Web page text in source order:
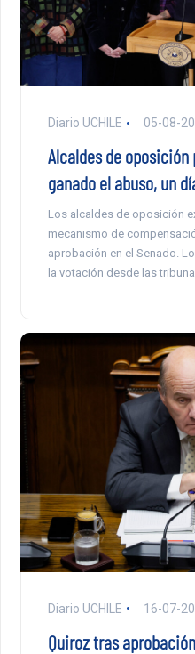
Diario UCHILE 05-08-
Alcaldes de oposición
ganado el abuso, un
Los alcaldes de oposición
mecanismo de
aprobación en el Senado.
la votación desde las
Diario UCHILE 16-07-
Quiroz tras